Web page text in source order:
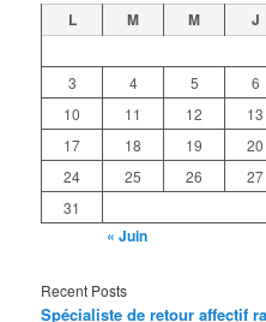
L M M J
3
4 5 6
10
11 12 13
17
18 19 20
24
25 26 27
31
« Juin
Recent Posts
Spécialiste de retour affectif